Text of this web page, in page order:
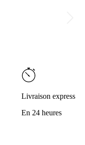
Livraison express
En 24 heures